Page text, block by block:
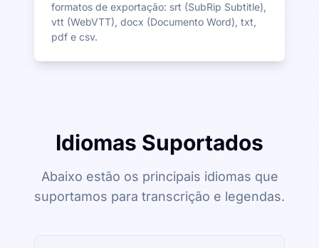
formatos de exportação: srt (SubRip Subtitle),
vtt (WebVTT), docx (Documento Word), txt,
pdf e csv.
Idiomas Suportados
Abaixo estão os principais idiomas que
suportamos para transcrição e legendas.